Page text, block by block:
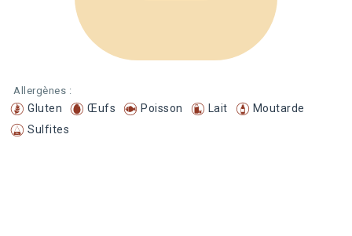
Allergènes :
Gluten Œufs Poisson Lait
Moutarde
Sulfites